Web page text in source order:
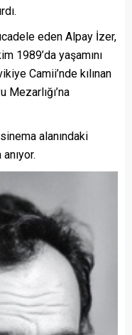
eden Alpay İzer,
1989’da yaşamını
Camii’nde kılınan
Mezarlığı’na
alanındaki